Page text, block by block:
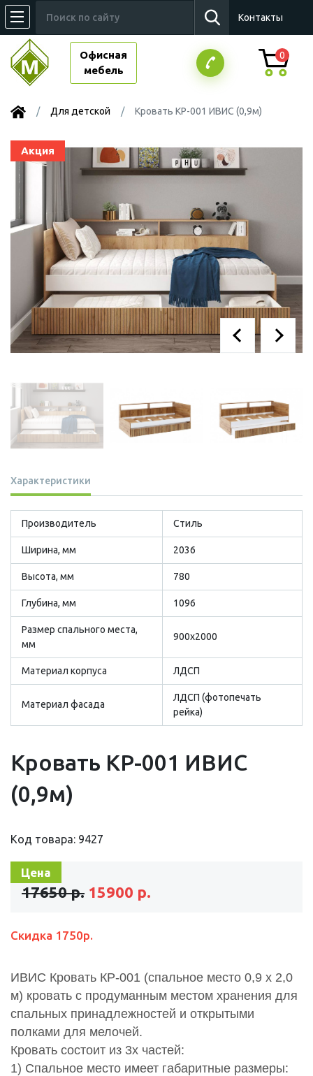
Контакты
Офисная
мебель
0
Для детской Кровать КР-001 ИВИС (0,9м)
Акция
Характеристики
Производитель Стиль
Ширина, мм 2036
Высота, мм 780
Глубина, мм 1096
Размер cпального места,
мм
900х2000
Материал корпуса ЛДСП
Материал фасада
ЛДСП (фотопечать
рейка)
Кровать КР-001 ИВИС
(0,9м)
Код товара: 9427
Цена
17650 р. 15900 р.
Скидка 1750р.
ИВИС Кровать КР-001 (спальное место 0,9 х 2,0
м) кровать с продуманным местом хранения для
спальных принадлежностей и открытыми
полками для мелочей.
Кровать состоит из 3х частей:
1) Спальное место имеет габаритные размеры: